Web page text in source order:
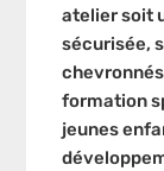
atelier soit
sécurisée,
formation
jeunes